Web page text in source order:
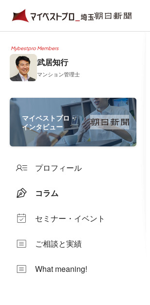
Mybestpro Members
武居知行
マンション管理士
マイベストプロ・
インタビュー
プロフィール
コラム
セミナー・イベント
ご相談と実績
What meaning!